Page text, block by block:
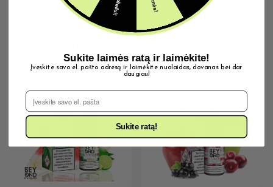
Sukite laimės ratą ir laimėkite!
Įveskite savo el. pašto adresą ir laimėkite nuolaidas, dovanas bei dar
daugiau!
El. Pašto adresas
Sukite ratą!